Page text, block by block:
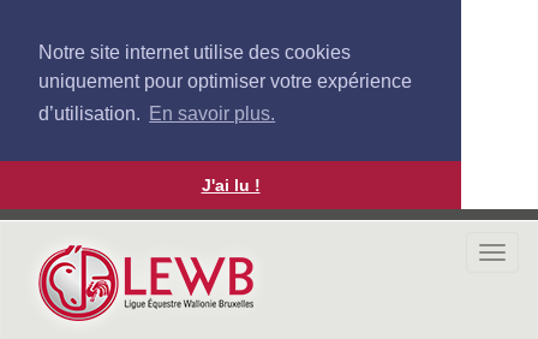
Notre site internet utilise des cookies
uniquement pour optimiser votre expérience
d’utilisation. En savoir plus.
J'ai lu !
Aller
contenu
principal